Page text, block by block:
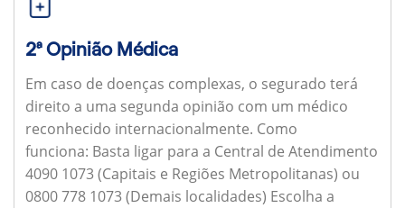
2ª Opinião Médica
Em caso de doenças complexas, o segurado terá
direito a uma segunda opinião com um médico
reconhecido internacionalmente. Como
funciona: Basta ligar para a Central de Atendimento
4090 1073 (Capitais e Regiões Metropolitanas) ou
0800 778 1073 (Demais localidades) Escolha a